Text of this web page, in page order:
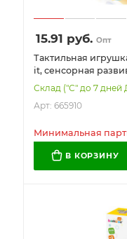
15.91 руб. Опт
Тактильная
it, сенсорная
ЭКО, BAMBOX
БЭБИ), 665910
Склад ("С" до 7 дней
Арт: 665910
Минимальная
В КОРЗИНУ